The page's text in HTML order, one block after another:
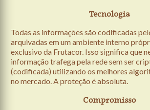
Tecnologia
Todas as informações são codificadas
arquivadas em um ambiente interno
exclusivo da Frutacor. Isso significa que
informação trafega pela rede sem ser
(codificada) utilizando os melhores
no mercado. A proteção é absoluta.
Compromisso